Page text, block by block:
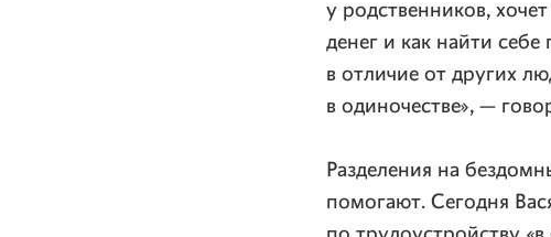
у родственников,
денег и как найти
в отличие от других
в одиночестве», —
Разделения на
помогают. Сегодня